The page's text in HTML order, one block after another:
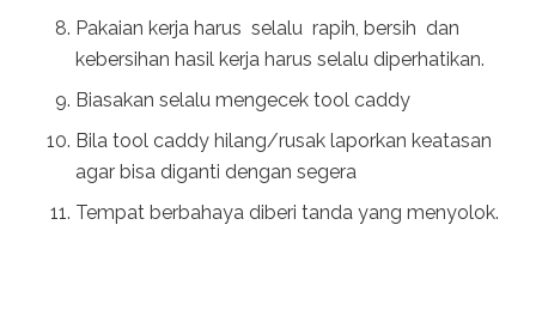
Pakaian kerja harus selalu rapih, bersih dan
kebersihan hasil kerja harus selalu diperhatikan.
Biasakan selalu mengecek tool caddy
Bila tool caddy hilang/rusak laporkan keatasan
agar bisa diganti dengan segera
Tempat berbahaya diberi tanda yang menyolok.